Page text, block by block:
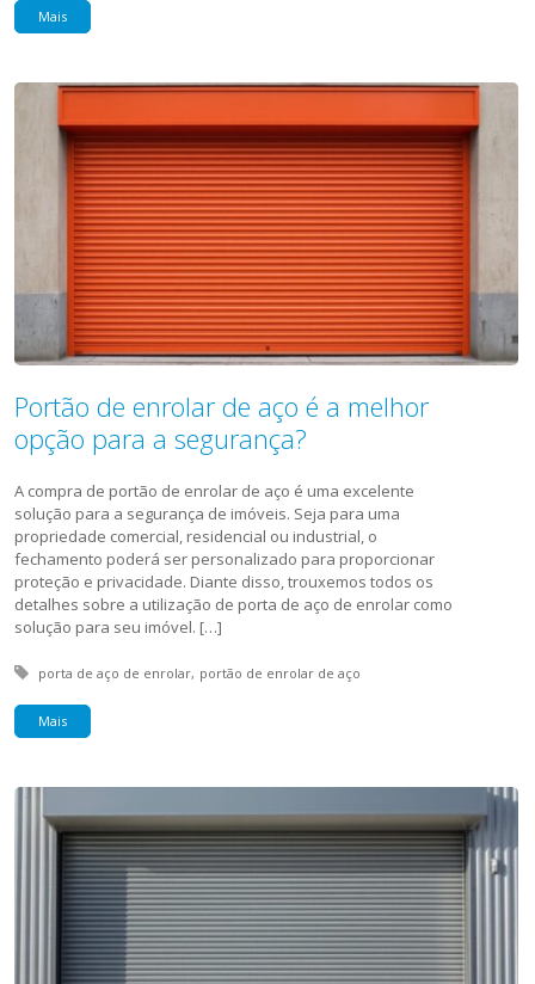
Mais
Portão de enrolar de aço é a melhor
opção para a segurança?
A compra de portão de enrolar de aço é uma excelente
solução para a segurança de imóveis. Seja para uma
propriedade comercial, residencial ou industrial, o
fechamento poderá ser personalizado para proporcionar
proteção e privacidade. Diante disso, trouxemos todos os
detalhes sobre a utilização de porta de aço de enrolar como
solução para seu imóvel. […]
Tagged with:
porta de aço de enrolar portão de enrolar de aço
Mais